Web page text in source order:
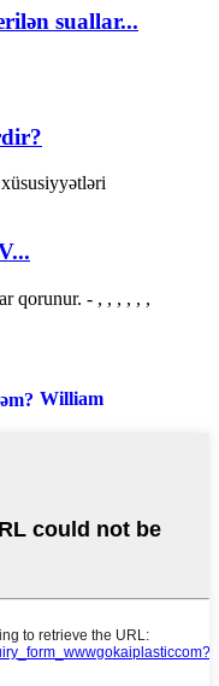
suallar...
qorunur. - , , , , , ,
William